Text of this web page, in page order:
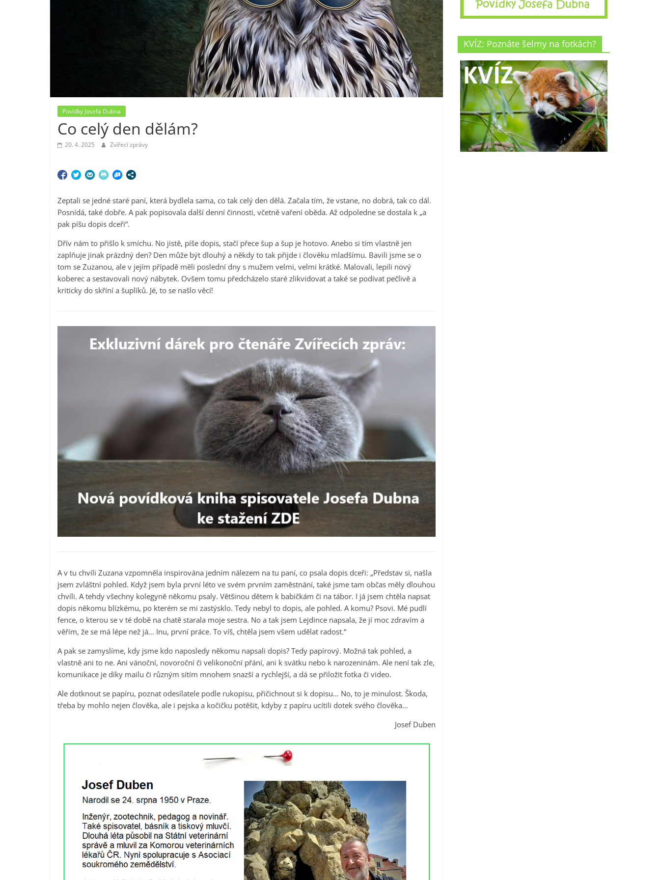
Povídky Josefa Dubna
Co celý den dělám?
20. 4. 2025 Zvířecí zprávy
Zeptali se jedné staré paní, která bydlela sama, co tak celý den dělá. Začala tím, že vstane, no dobrá, tak co dál.
Posnídá, také dobře. A pak popisovala další denní činnosti, včetně vaření oběda. Až odpoledne se dostala k „a
pak píšu dopis dceři“.
Dřív nám to přišlo k smíchu. No jistě, píše dopis, stačí přece šup a šup je hotovo. Anebo si tím vlastně jen
zaplňuje jinak prázdný den? Den může být dlouhý a někdy to tak přijde i člověku mladšímu. Bavili jsme se o
tom se Zuzanou, ale v jejím případě měli poslední dny s mužem velmi, velmi krátké. Malovali, lepili nový
koberec a sestavovali nový nábytek. Ovšem tomu předcházelo staré zlikvidovat a také se podívat pečlivě a
kriticky do skříní a šuplíků. Jé, to se našlo věcí!
A v tu chvíli Zuzana vzpomněla inspirována jedním nálezem na tu paní, co psala dopis dceři: „Představ si, našla
jsem zvláštní pohled. Když jsem byla první léto ve svém prvním zaměstnání, také jsme tam občas měly dlouhou
chvíli. A tehdy všechny kolegyně někomu psaly. Většinou dětem k babičkám či na tábor. I já jsem chtěla napsat
dopis někomu blízkému, po kterém se mi zastýsklo. Tedy nebyl to dopis, ale pohled. A komu? Psovi. Mé pudlí
fence, o kterou se v té době na chatě starala moje sestra. No a tak jsem Lejdince napsala, že jí moc zdravím a
věřím, že se má lépe než já… Inu, první práce. To víš, chtěla jsem všem udělat radost.“
A pak se zamyslíme, kdy jsme kdo naposledy někomu napsali dopis? Tedy papírový. Možná tak pohled, a
vlastně ani to ne. Ani vánoční, novoroční či velikonoční přání, ani k svátku nebo k narozeninám. Ale není tak zle,
komunikace je díky mailu či různým sítím mnohem snazší a rychlejší, a dá se přiložit fotka či video.
Ale dotknout se papíru, poznat odesílatele podle rukopisu, přičichnout si k dopisu… No, to je minulost. Škoda,
třeba by mohlo nejen člověka, ale i pejska a kočičku potěšit, kdyby z papíru ucítili dotek svého člověka…
Josef Duben
KVÍZ: Poznáte šelmy na fotkách?